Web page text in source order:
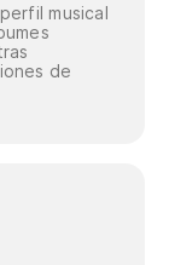
musical
de